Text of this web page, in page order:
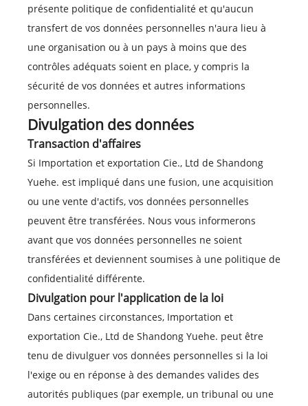
présente politique de confidentialité et qu'aucun
transfert de vos données personnelles n'aura lieu à
une organisation ou à un pays à moins que des
contrôles adéquats soient en place, y compris la
sécurité de vos données et autres informations
personnelles.
Divulgation des données
Transaction d'affaires
Si Importation et exportation Cie., Ltd de Shandong
Yuehe. est impliqué dans une fusion, une acquisition
ou une vente d'actifs, vos données personnelles
peuvent être transférées. Nous vous informerons
avant que vos données personnelles ne soient
transférées et deviennent soumises à une politique de
confidentialité différente.
Divulgation pour l'application de la loi
Dans certaines circonstances, Importation et
exportation Cie., Ltd de Shandong Yuehe. peut être
tenu de divulguer vos données personnelles si la loi
l'exige ou en réponse à des demandes valides des
autorités publiques (par exemple, un tribunal ou une